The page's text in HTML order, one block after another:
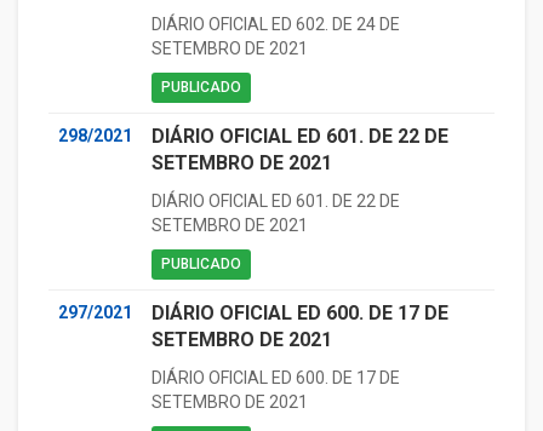
DIÁRIO OFICIAL ED 602. DE 24 DE
SETEMBRO DE 2021
PUBLICADO
298/2021
DIÁRIO OFICIAL ED 601. DE 22 DE
SETEMBRO DE 2021
DIÁRIO OFICIAL ED 601. DE 22 DE
SETEMBRO DE 2021
PUBLICADO
297/2021
DIÁRIO OFICIAL ED 600. DE 17 DE
SETEMBRO DE 2021
DIÁRIO OFICIAL ED 600. DE 17 DE
SETEMBRO DE 2021